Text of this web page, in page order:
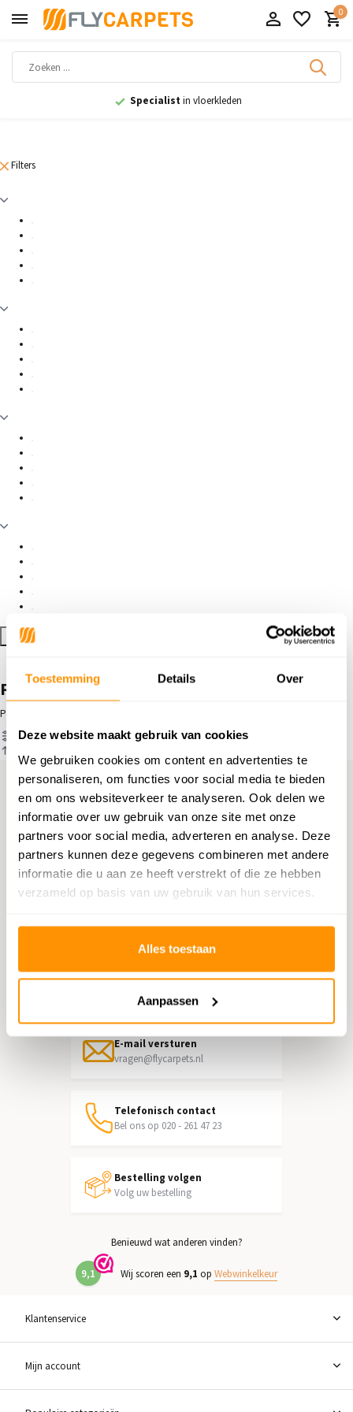
Toestemming Details Over
Deze website maakt gebruik van cookies
We gebruiken cookies om content en advertenties te
personaliseren, om functies voor social media te bieden
en om ons websiteverkeer te analyseren. Ook delen we
informatie over uw gebruik van onze site met onze
partners voor social media, adverteren en analyse. Deze
partners kunnen deze gegevens combineren met andere
informatie die u aan ze heeft verstrekt of die ze hebben
verzameld op basis van uw gebruik van hun services.
Alles toestaan
Aanpassen
0
Specialistin vloerkleden
Filters
Filter toepassen
Producten getagd met Logan
Producten
Filter
Hulp nodig?
Neem contact op met onze
klantenservice
Informatie over het terugsturen
Chat direct
E-mail versturen
vragen@flycarpets.nl
Telefonisch contact
Bel ons op 020 - 261 47 23
Bestelling volgen
Volg uw bestelling
Benieuwd wat anderen vinden?
9,1 Wij scoren een 9,1 op Webwinkelkeur
Klantenservice
Mijn account